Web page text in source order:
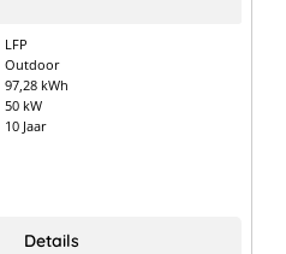
LFP
Outdoor
97,28 kWh
50 kW
10 Jaar
Details